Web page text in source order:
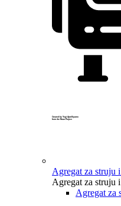
Created by Yogi Aprelliyanto
from the Noun Project
Agregat za struju
Agregat za struju
Agregat za